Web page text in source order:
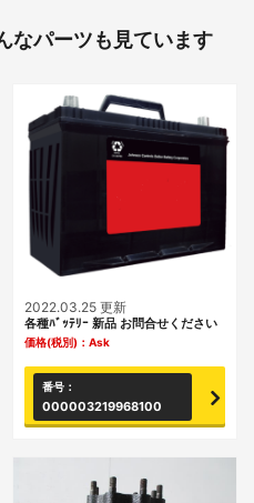
なパーツも見ています
2022.03.25 更新
各種ﾊﾞｯﾃﾘｰ 新品 お問合せください
価格(税別)：Ask
番号：
000003219968100